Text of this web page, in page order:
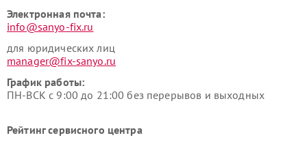
Электронная почта:
info@sanyo-fix.ru
для юридических лиц
manager@fix-sanyo.ru
График работы:
ПН-ВСК с 9:00 до 21:00 без перерывов и выходных
Рейтинг сервисного центра